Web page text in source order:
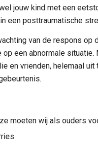
jouw kind met een
een posttraumatische
van de respons
een abnormale
en vrienden, helemaal
moeten wij als ouders